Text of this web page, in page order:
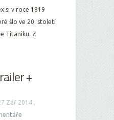
si v roce 1819
šlo ve 20. století
Titaniku. Z
+
Zář 2014 ,